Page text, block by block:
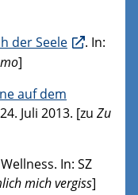
der Seele
. In:
]
auf dem
Juli 2013. [zu Zu
In: SZ
mich vergiss]